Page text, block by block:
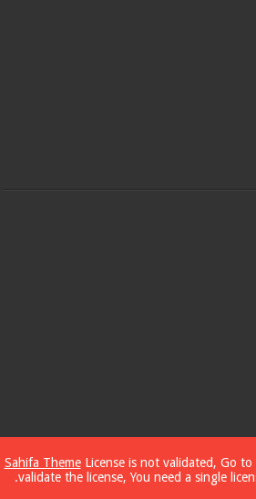
Sahifa ThemeLicense is not validated, Go
validate the license, You need a single